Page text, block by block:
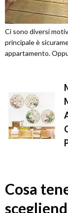
Ci sono diversi
principale è
appartamento.
Cosa